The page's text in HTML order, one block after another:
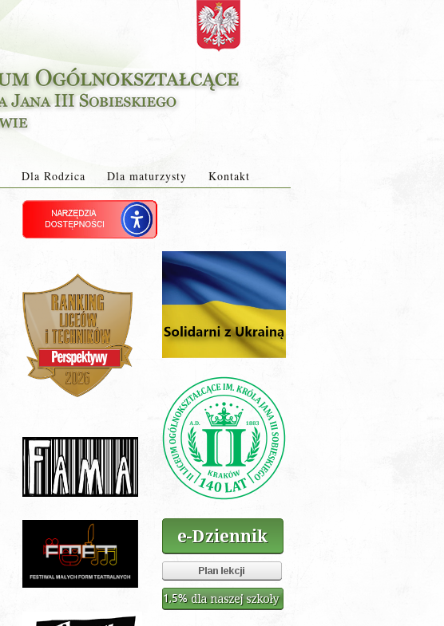
Dla Rodzica Dla maturzysty Kontakt